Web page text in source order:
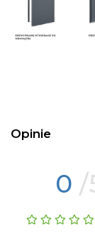
Opinie
0 /